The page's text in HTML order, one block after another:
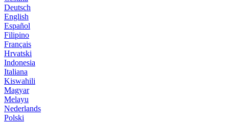
Deutsch
English
Español
Filipino
Français
Hrvatski
Indonesia
Italiana
Kiswahili
Magyar
Melayu
Nederlands
Polski